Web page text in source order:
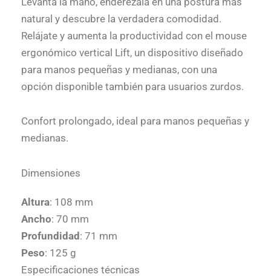
natural y descubre la verdadera comodidad.
Relájate y aumenta la productividad con el mouse
ergonómico vertical Lift, un dispositivo diseñado
para manos pequeñas y medianas, con una
opción disponible también para usuarios zurdos.
Confort prolongado, ideal para manos pequeñas y
medianas.
Dimensiones
Altura: 108 mm
Ancho: 70 mm
Profundidad : 71 mm
Peso: 125 g
Especificaciones técnicas